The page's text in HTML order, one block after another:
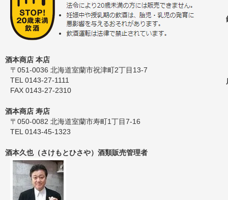
酒本商店 本店
〒051-0036 北海道室蘭市祝津町2丁目13-7
TEL 0143-27-1111
FAX 0143-27-2310
酒本商店 寿店
〒050-0082 北海道室蘭市寿町1丁目7-16
TEL 0143-45-1323
酒本久也（さけもとひさや）酒類販売管理者